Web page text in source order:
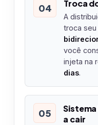
04 Troca
A
troca
você
injeta na
dias.
05
a cair